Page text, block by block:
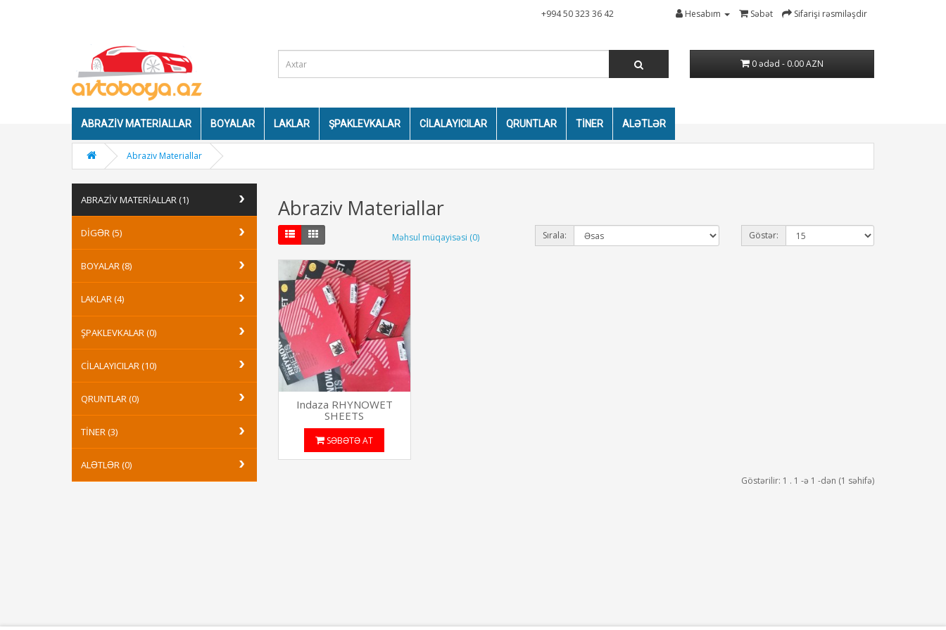
+994 50 323 36 42 Hesabım Səbət Sifarişi rəsmiləşdir
0 ədəd - 0.00 AZN
ABRAZIV MATERIALLAR BOYALAR LAKLAR ŞPAKLEVKALAR CILALAYICILAR QRUNTLAR TINER ALƏTLƏR
Abraziv Materiallar
ABRAZIV MATERIALLAR (1)
DIGƏR (5)
BOYALAR (8)
LAKLAR (4)
ŞPAKLEVKALAR (0)
CILALAYICILAR (10)
QRUNTLAR (0)
TINER (3)
ALƏTLƏR (0)
Abraziv Materiallar
Məhsul müqayisəsi (0) Sırala: Göstər:
Indaza RHYNOWET
SHEETS
SƏBƏTƏ AT
Göstərilir: 1 . 1 -ə 1 -dən (1 səhifə)